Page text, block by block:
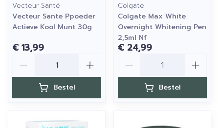
Vecteur Santé
Vecteur Sante Ppoeder
Actieve Kool Munt 30g
€ 13,99
Bestel
Colgate
Colgate Max White
Overnight Whitening Pen
2,5ml Nf
€ 24,99
Bestel